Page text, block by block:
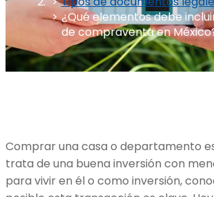
¿Qué elementos debe
de compraventa en
Comprar una casa o departamento
trata de una buena inversión con
para vivir en él o como inversión,